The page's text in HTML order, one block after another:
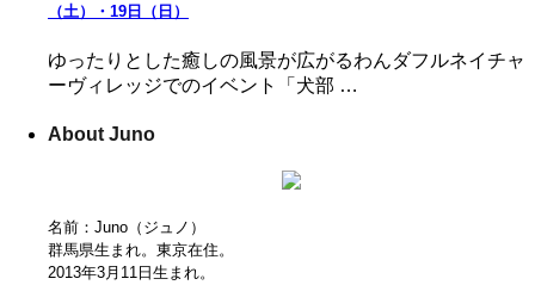
（土）・19日（日）
ゆったりとした癒しの風景が広がるわんダフルネイチャ
ーヴィレッジでのイベント「犬部 …
About Juno
名前：Juno（ジュノ）
群馬県生まれ。東京在住。
2013年3月11日生まれ。